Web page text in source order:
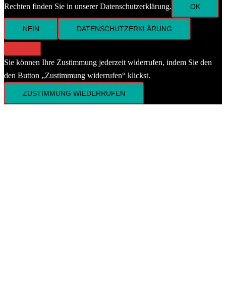
Rechten finden Sie in unserer Datenschutzerklärung. OK
NEIN DATENSCHUTZERKLÄRUNG
Sie können Ihre Zustimmung jederzeit widerrufen, indem Sie den
den Button „Zustimmung widerrufen“ klickst.
ZUSTIMMUNG WIEDERRUFEN